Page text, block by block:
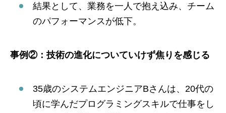
結果として、業務を一人で抱え込み、チーム
のパフォーマンスが低下。
事例②：技術の進化についていけず焦りを感じる
35歳のシステムエンジニアBさんは、20代の
頃に学んだプログラミングスキルで仕事をし